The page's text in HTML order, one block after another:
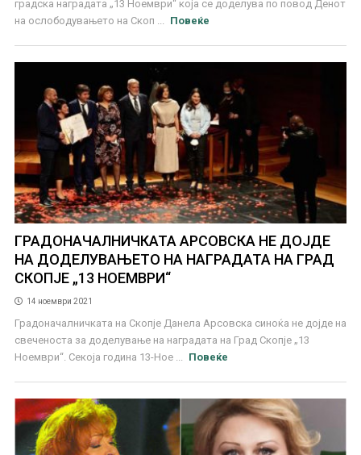
градска наградата „13 Ноември“ која се доделува по повод Денот
на ослободувањето на Скоп ...
Повеќе
ГРАДОНАЧАЛНИЧКАТА АРСОВСКА НЕ ДОЈДЕ
НА ДОДЕЛУВАЊЕТО НА НАГРАДАТА НА ГРАД
СКОПЈЕ „13 НОЕМВРИ“
14 ноември 2021
Градоначалничката на Скопје Данела Арсовска синоќа не дојде на
свеченоста за доделување на наградата на Град Скопје „13
Ноември“. Секоја година 13-Ное ...
Повеќе